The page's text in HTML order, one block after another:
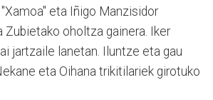
eta Iñigo Manzisidor
Zubietako oholtza gainera. Iker
jartzaile lanetan. Iluntze eta gau
eta Oihana trikitilariek girotuko